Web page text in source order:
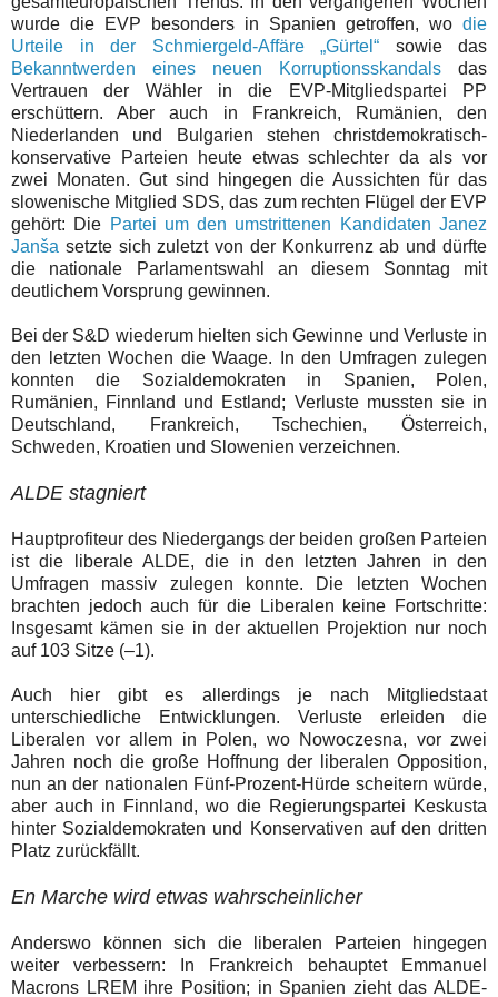
wurde die EVP besonders in Spanien getroffen, wo die
Urteile in der Schmiergeld-Affäre „Gürtel“ sowie das
Bekanntwerden eines neuen Korruptionsskandals das
Vertrauen der Wähler in die EVP-Mitgliedspartei PP
erschüttern. Aber auch in Frankreich, Rumänien, den
Niederlanden und Bulgarien stehen christdemokratisch-
konservative Parteien heute etwas schlechter da als vor
zwei Monaten. Gut sind hingegen die Aussichten für das
slowenische Mitglied SDS, das zum rechten Flügel der EVP
gehört: Die Partei um den umstrittenen Kandidaten Janez
Janša setzte sich zuletzt von der Konkurrenz ab und dürfte
die nationale Parlamentswahl an diesem Sonntag mit
deutlichem Vorsprung gewinnen.
Bei der S&D wiederum hielten sich Gewinne und Verluste in
den letzten Wochen die Waage. In den Umfragen zulegen
konnten die Sozialdemokraten in Spanien, Polen,
Rumänien, Finnland und Estland; Verluste mussten sie in
Deutschland, Frankreich, Tschechien, Österreich,
Schweden, Kroatien und Slowenien verzeichnen.
ALDE stagniert
Hauptprofiteur des Niedergangs der beiden großen Parteien
ist die liberale ALDE, die in den letzten Jahren in den
Umfragen massiv zulegen konnte. Die letzten Wochen
brachten jedoch auch für die Liberalen keine Fortschritte:
Insgesamt kämen sie in der aktuellen Projektion nur noch
auf 103 Sitze (–1).
Auch hier gibt es allerdings je nach Mitgliedstaat
unterschiedliche Entwicklungen. Verluste erleiden die
Liberalen vor allem in Polen, wo Nowoczesna, vor zwei
Jahren noch die große Hoffnung der liberalen Opposition,
nun an der nationalen Fünf-Prozent-Hürde scheitern würde,
aber auch in Finnland, wo die Regierungspartei Keskusta
hinter Sozialdemokraten und Konservativen auf den dritten
Platz zurückfällt.
En Marche wird etwas wahrscheinlicher
Anderswo können sich die liberalen Parteien hingegen
weiter verbessern: In Frankreich behauptet Emmanuel
Macrons LREM ihre Position; in Spanien zieht das ALDE-